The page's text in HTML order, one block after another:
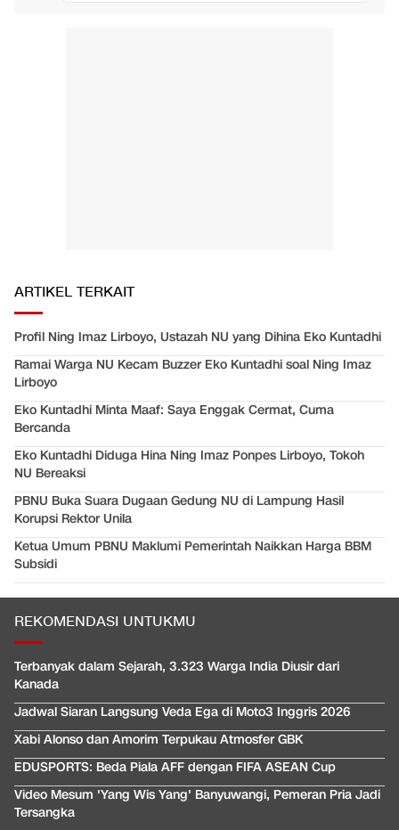
ARTIKEL TERKAIT
Profil Ning Imaz Lirboyo, Ustazah NU yang Dihina Eko Kuntadhi
Ramai Warga NU Kecam Buzzer Eko Kuntadhi soal Ning Imaz
Lirboyo
Eko Kuntadhi Minta Maaf: Saya Enggak Cermat, Cuma
Bercanda
Eko Kuntadhi Diduga Hina Ning Imaz Ponpes Lirboyo, Tokoh
NU Bereaksi
PBNU Buka Suara Dugaan Gedung NU di Lampung Hasil
Korupsi Rektor Unila
Ketua Umum PBNU Maklumi Pemerintah Naikkan Harga BBM
Subsidi
REKOMENDASI UNTUKMU
Terbanyak dalam Sejarah, 3.323 Warga India Diusir dari
Kanada
Jadwal Siaran Langsung Veda Ega di Moto3 Inggris 2026
Xabi Alonso dan Amorim Terpukau Atmosfer GBK
EDUSPORTS: Beda Piala AFF dengan FIFA ASEAN Cup
Video Mesum 'Yang Wis Yang' Banyuwangi, Pemeran Pria Jadi
Tersangka